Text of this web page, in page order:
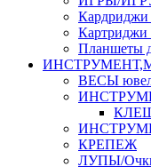
Кардриджи
Картриджи
Планшеты
ВЕСЫ
КРЕПЕЖ
ЛУПЫ/